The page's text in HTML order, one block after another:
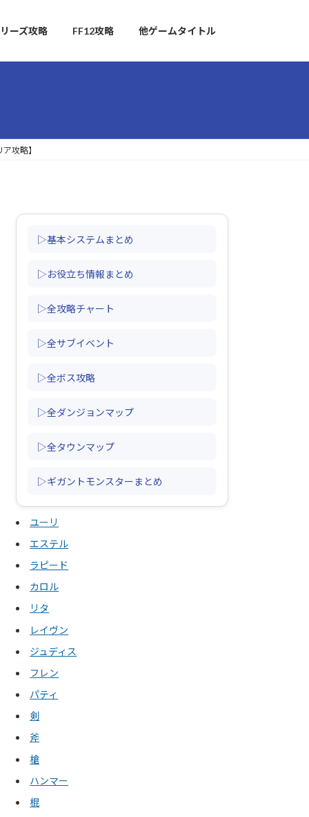
ーズ攻略 FF12攻略 他ゲームタイトル
攻略】
▷基本システムまとめ
▷お役立ち情報まとめ
▷全攻略チャート
▷全サブイベント
▷全ボス攻略
▷全ダンジョンマップ
▷全タウンマップ
▷ギガントモンスターまとめ
ユーリ
エステル
ラピード
カロル
リタ
レイヴン
ジュディス
フレン
パティ
剣
斧
槍
ハンマー
棍